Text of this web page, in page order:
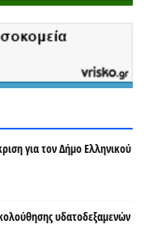
για τον Δήμο Ελληνικού
υδατοδεξαμενών